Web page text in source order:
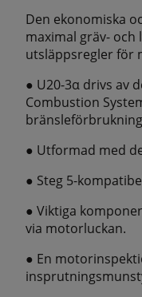
Den ekonomiska
maximal gräv-
utsläppsregler för
● U20-3α drivs av
Combustion
● Utformad med
● Steg 5-
● Viktiga
via motorluckan.
● En